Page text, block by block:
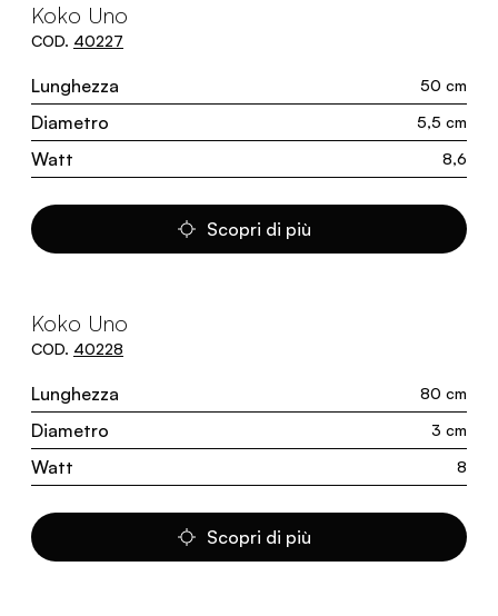
Koko Uno
COD. 40227
Lunghezza 50 cm
Diametro 5,5 cm
Watt 8,6
Scopri di più
Koko Uno
COD. 40228
Lunghezza 80 cm
Diametro 3 cm
Watt 8
Scopri di più